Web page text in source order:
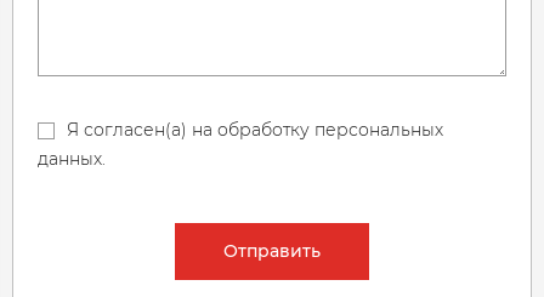
Я согласен(а) на обработку персональных
данных.
Отправить